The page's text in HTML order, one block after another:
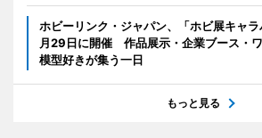
ホビーリンク・ジャパン、「ホビ展キャ
月29日に開催 作品展示・企業ブース・ワ
模型好きが集う一日
もっと見る